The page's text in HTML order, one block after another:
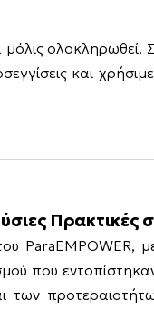
ολοκληρωθεί.
και
Πρακτικές
ParaEMPOWER,
που
των